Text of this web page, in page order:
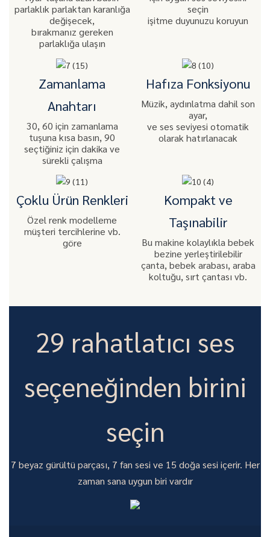
parlaklık parlaktan karanlığa
değişecek,
bırakmanız gereken
parlaklığa ulaşın
seçin
işitme duyunuzu koruyun
Zamanlama
Anahtarı
30, 60 için zamanlama
tuşuna kısa basın, 90
seçtiğiniz için dakika ve
sürekli çalışma
Hafıza Fonksiyonu
Müzik, aydınlatma dahil son
ayar,
ve ses seviyesi otomatik
olarak hatırlanacak
Çoklu Ürün Renkleri
Özel renk modelleme
müşteri tercihlerine vb.
göre
Kompakt ve
Taşınabilir
Bu makine kolaylıkla bebek
bezine yerleştirilebilir
çanta, bebek arabası, araba
koltuğu, sırt çantası vb.
29 rahatlatıcı ses
seçeneğinden birini
seçin
7 beyaz gürültü parçası, 7 fan sesi ve 15 doğa sesi içerir. Her
zaman sana uygun biri vardır